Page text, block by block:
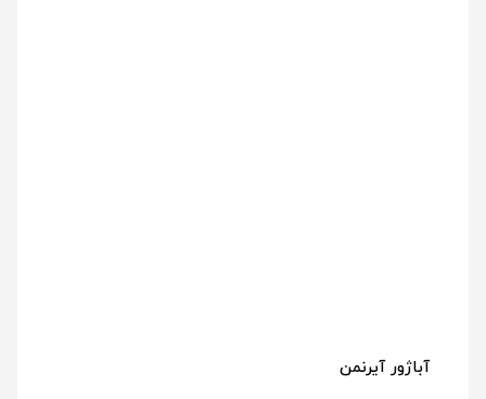
آباژور آیرنمن